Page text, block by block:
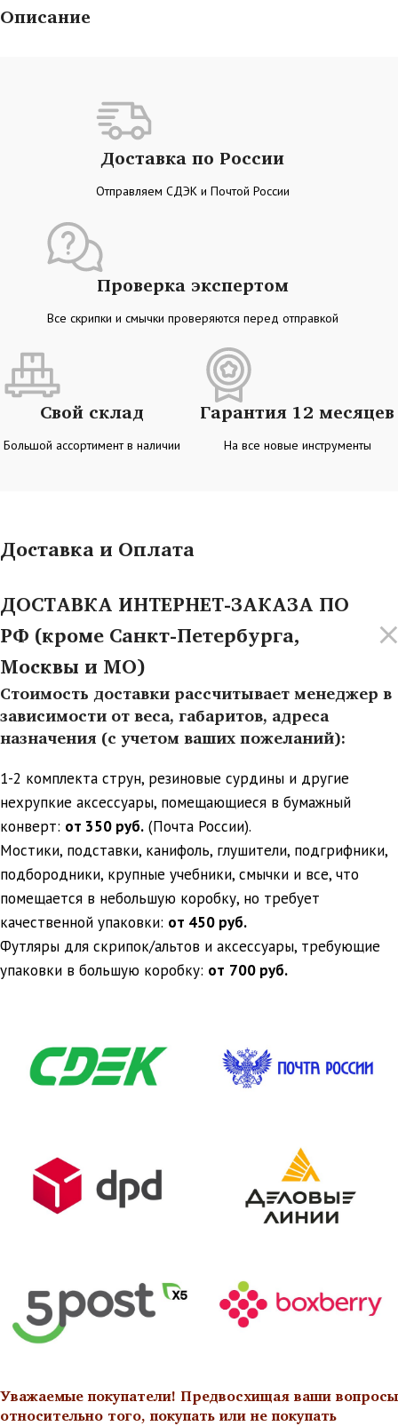
Описание
Доставка по России
Отправляем СДЭК и Почтой России
Проверка экспертом
Все скрипки и смычки проверяются перед отправкой
Свой склад
Большой ассортимент в наличии
Гарантия 12 месяцев
На все новые инструменты
Доставка и Оплата
ДОСТАВКА ИНТЕРНЕТ-ЗАКАЗА ПО
РФ (кроме Санкт-Петербурга,
Москвы и МО)
Стоимость доставки рассчитывает менеджер в
зависимости от веса, габаритов, адреса
назначения (с учетом ваших пожеланий):
1-2 комплекта струн, резиновые сурдины и другие
нехрупкие аксессуары, помещающиеся в бумажный
конверт: от 350 руб. (Почта России).
Мостики, подставки, канифоль, глушители, подгрифники,
подбородники, крупные учебники, смычки и все, что
помещается в небольшую коробку, но требует
качественной упаковки: от 450 руб.
Футляры для скрипок/альтов и аксессуары, требующие
упаковки в большую коробку: от 700 руб.
Уважаемые покупатели! Предвосхищая ваши вопросы
относительно того, покупать или не покупать